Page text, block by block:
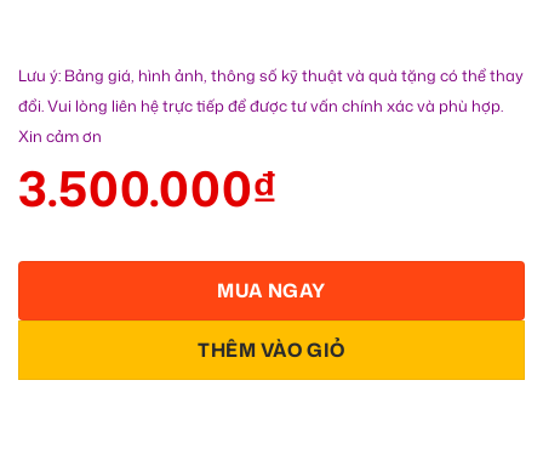
Lưu ý: Bảng giá, hình ảnh, thông số kỹ thuật và quà tặng có thể thay
đổi. Vui lòng liên hệ trực tiếp để được tư vấn chính xác và phù hợp.
Xin cảm ơn
3.500.000₫
THÊM VÀO GIỎ
MUA NGAY